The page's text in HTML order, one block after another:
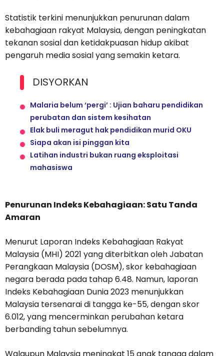
Statistik terkini menunjukkan penurunan dalam
kebahagiaan rakyat Malaysia, dengan peningkatan
tekanan sosial dan ketidakpuasan hidup akibat
pengaruh media sosial yang semakin ketara.
DISYORKAN
Malaria belum ‘pergi’ : Ujian baharu pendidikan
perubatan dan sistem kesihatan
Elak buli meragut hak pendidikan murid OKU
Siapa akan isi pinggan kita
Latihan industri bukan ruang eksploitasi
mahasiswa
Penurunan Indeks Kebahagiaan: Satu Tanda
Amaran
Menurut Laporan Indeks Kebahagiaan Rakyat
Malaysia (MHI) 2021 yang diterbitkan oleh Jabatan
Perangkaan Malaysia (DOSM), skor kebahagiaan
negara berada pada tahap 6.48. Namun, laporan
Indeks Kebahagiaan Dunia 2023 menunjukkan
Malaysia tersenarai di tangga ke-55, dengan skor
6.012, yang mencerminkan perubahan ketara
berbanding tahun sebelumnya.